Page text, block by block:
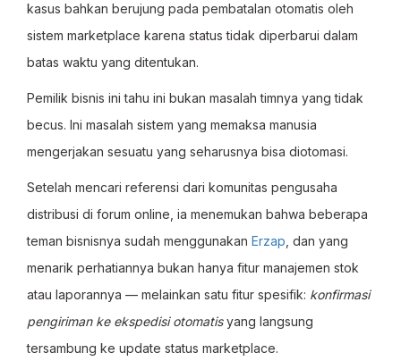
kasus bahkan berujung pada pembatalan otomatis oleh
sistem marketplace karena status tidak diperbarui dalam
batas waktu yang ditentukan.
Pemilik bisnis ini tahu ini bukan masalah timnya yang tidak
becus. Ini masalah sistem yang memaksa manusia
mengerjakan sesuatu yang seharusnya bisa diotomasi.
Setelah mencari referensi dari komunitas pengusaha
distribusi di forum online, ia menemukan bahwa beberapa
teman bisnisnya sudah menggunakan Erzap , dan yang
menarik perhatiannya bukan hanya fitur manajemen stok
atau laporannya — melainkan satu fitur spesifik: konfirmasi
pengiriman ke ekspedisi otomatisyang langsung
tersambung ke update status marketplace.